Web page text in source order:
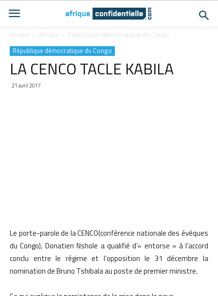
Accueil Afrique République démocratique du Congo
République démocratique du Congo
LA CENCO TACLE KABILA
21 avril 2017
Le porte-parole de la CENCO(conférence nationale des évêques
du Congo), Donatien Nshole a qualifié d’« entorse » à l’accord
conclu entre le régime et l’opposition le 31 décembre la
nomination de Bruno Tshibala au poste de premier ministre.